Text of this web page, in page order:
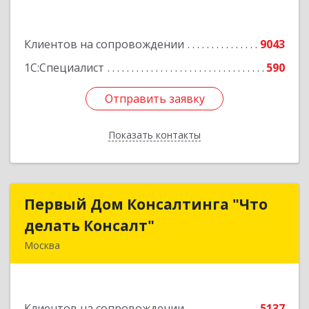
Клиентов на сопровождении
9043
1С:Специалист
590
Отправить заявку
Показать контакты
Отправить заявку
Назад
Первый Дом Консалтинга "Что
делать Консалт"
Москва
Первый Дом Консалтинга "Что